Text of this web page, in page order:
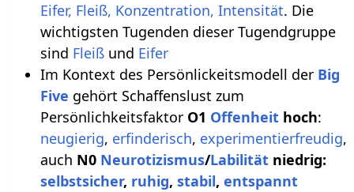
Eifer, Fleiß, Konzentration, Intensität. Die
wichtigsten Tugenden dieser Tugendgruppe
sind Fleißund Eifer
Im Kontext des Persönlickeitsmodell der Big
Five gehört Schaffenslust zum
Persönlichkeitsfaktor O1 Offenheithoch:
neugierig, erfinderisch, experimentierfreudig,
auch N0 Neurotizismus/Labilitätniedrig:
selbstsicher, ruhig, stabil, entspannt